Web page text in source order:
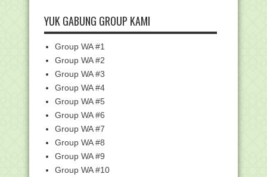
2024
Struktur Kurikulum MI KMA 450 Tahun
Jadwal Masuk Sekolah & Madrasah di
Tahun Ajaran 20...
Download Modul Ajar SMA/MA
Kurikulum Merdeka
Download Modul Ajar SMP/MTs
Kurikulum Merdeka
Panduan Menautkan Alamat Email
Google untuk Akses ...
Download Modul Ajar SD/MI Kurikulum
Merdeka
YUK GABUNG GROUP KAMI
Group WA #1
Group WA #2
Group WA #3
Group WA #4
Group WA #5
Group WA #6
Group WA #7
Group WA #8
Group WA #9
Group WA #10